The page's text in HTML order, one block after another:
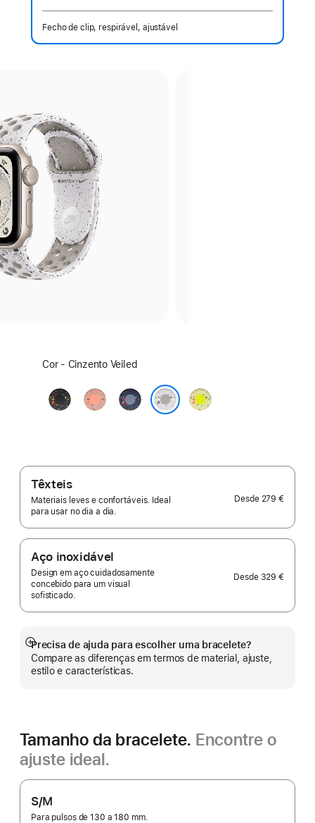
Fecho de clip, respirável, ajustável
Escolha
cor:
Cor - Cinzento Veiled
Preto
Midnight
Rosa
Alpenglow
Blue
Ribbon
Volt Splash
Têxteis
Materiais leves e confortáveis. Ideal
para usar no dia a dia.
Desde 279 €
Aço inoxidável
Design em aço cuidadosamente
concebido para um visual
sofisticado.
Desde 329 €
Precisa de ajuda para escolher uma bracelete?
Compare as diferenças em termos de material, ajuste,
estilo e características.
Veja
mais
Tamanho da bracelete. Encontre o
ajuste ideal.
S/M
Para pulsos de 130 a 180 mm.